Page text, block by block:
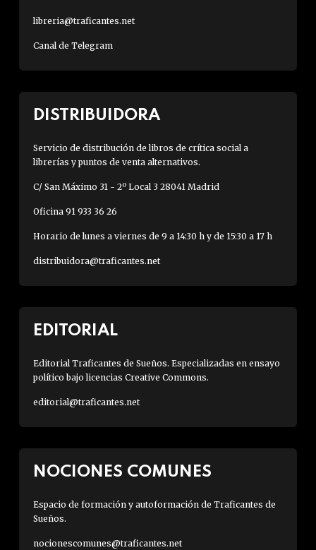
libreria@traficantes.net
Canal de Telegram
DISTRIBUIDORA
Servicio de distribución de libros de crítica social a
librerías y puntos de venta alternativos.
C/ San Máximo 31 - 2º Local 3 28041 Madrid
Oficina 91 933 36 26
Horario de lunes a viernes de 9 a 14:30 h y de 15:30 a 17 h
distribuidora@traficantes.net
EDITORIAL
Editorial Traficantes de Sueños. Especializadas en ensayo
político bajo licencias Creative Commons.
editorial@traficantes.net
NOCIONES COMUNES
Espacio de formación y autoformación de Traficantes de
Sueños.
nocionescomunes@traficantes.net